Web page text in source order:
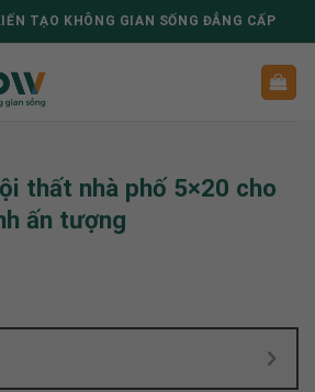
TẠO KHÔNG GIAN SỐNG ĐẲNG CẤP
thất nhà phố 5×20 cho
ấn tượng